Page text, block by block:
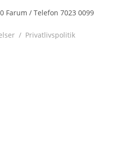
Farum / Telefon 7023 0099
/ Privatlivspolitik